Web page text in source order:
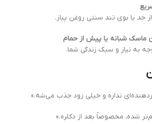
یا بوی تند سنتی روغن پیاز.
ماسک شبانه یا پیش از حمام
به نیاز و سبک زندگی شما.
نداره و خیلی زود جذب می‌شه.»
شده، مخصوصاً بعد از دکلره.»